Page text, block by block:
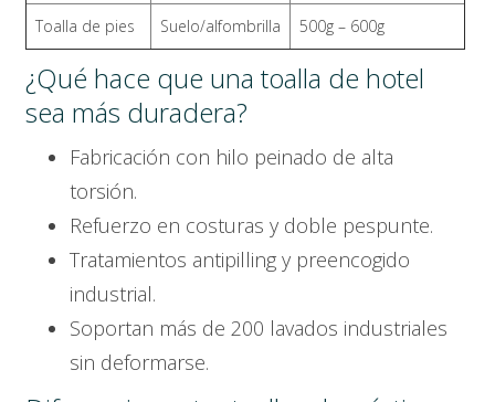
Toalla de pies Suelo/alfombrilla 500g – 600g
¿Qué hace que una toalla de hotel
sea más duradera?
Fabricación con hilo peinado de alta
torsión.
Refuerzo en costuras y doble pespunte.
Tratamientos antipilling y preencogido
industrial.
Soportan más de 200 lavados industriales
sin deformarse.